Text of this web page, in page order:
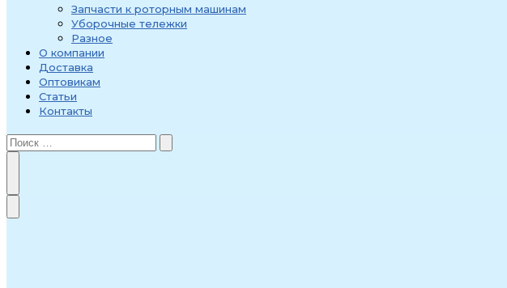
Запчасти к роторным машинам
Уборочные тележки
Разное
О компании
Доставка
Оптовикам
Статьи
Контакты